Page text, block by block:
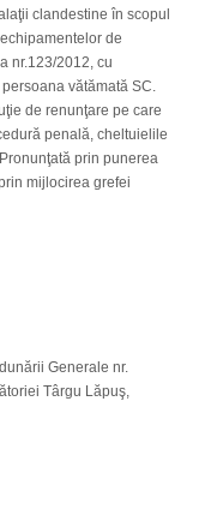
clandestine în scopul
de
nr.123/2012, cu
vătămată SC.
de renunţare pe care
penală, cheltuielile
prin punerea
mijlocirea grefei
Generale nr.
Târgu Lăpuş,